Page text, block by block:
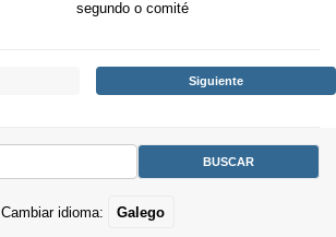
segundo o comité
Siguiente
Cambiar idioma: Galego